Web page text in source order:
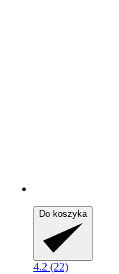
Do koszyka
4.2 (22)